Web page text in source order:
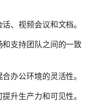
、视频会议和文档。
支持团队之间的一致
办公环境的灵活性。
升生产力和可见性。